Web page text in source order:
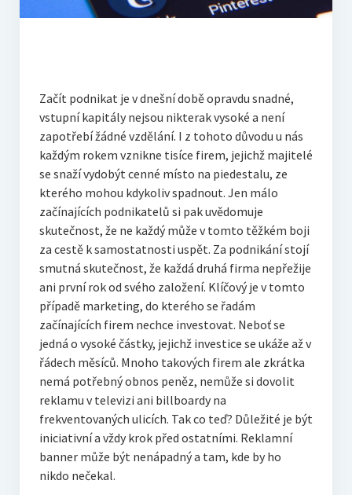
Začít podnikat je v dnešní době opravdu snadné,
vstupní kapitály nejsou nikterak vysoké a není
zapotřebí žádné vzdělání. I z tohoto důvodu u nás
každým rokem vznikne tisíce firem, jejichž majitelé
se snaží vydobýt cenné místo na piedestalu, ze
kterého mohou kdykoliv spadnout. Jen málo
začínajících podnikatelů si pak uvědomuje
skutečnost, že ne každý může v tomto těžkém boji
za cestě k samostatnosti uspět. Za podnikání stojí
smutná skutečnost, že každá druhá firma nepřežije
ani první rok od svého založení. Klíčový je v tomto
případě marketing, do kterého se řadám
začínajících firem nechce investovat. Neboť se
jedná o vysoké částky, jejichž investice se ukáže až v
řádech měsíců. Mnoho takových firem ale zkrátka
nemá potřebný obnos peněz, nemůže si dovolit
reklamu v televizi ani billboardy na
frekventovaných ulicích. Tak co teď? Důležité je být
iniciativní a vždy krok před ostatními. Reklamní
banner může být nenápadný a tam, kde by ho
nikdo nečekal.